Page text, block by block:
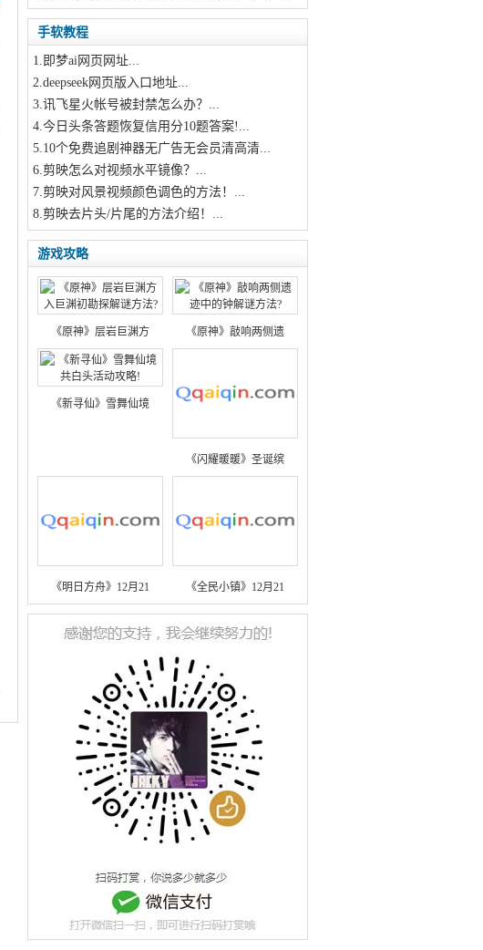
手软教程
1.即梦ai网页网址...
2.deepseek网页版入口地址...
3.讯飞星火帐号被封禁怎么办？...
4.今日头条答题恢复信用分10题答案!...
5.10个免费追剧神器无广告无会员清高清...
6.剪映怎么对视频水平镜像？...
7.剪映对风景视频颜色调色的方法！...
8.剪映去片头/片尾的方法介绍！...
游戏攻略
《原神》层岩巨渊方 《原神》敲响两侧遗
《新寻仙》雪舞仙境
《闪耀暖暖》圣诞缤
《明日方舟》12月21 《全民小镇》12月21